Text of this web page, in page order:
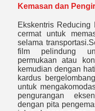
Kemasan dan
Ekskentris
cermat untuk
selama
film pelindung
permukaan atau
kemudian dengan
kardus
untuk
pengurangan
dengan pita